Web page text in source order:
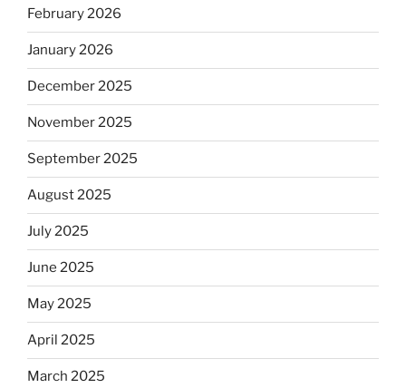
February 2026
January 2026
December 2025
November 2025
September 2025
August 2025
July 2025
June 2025
May 2025
April 2025
March 2025